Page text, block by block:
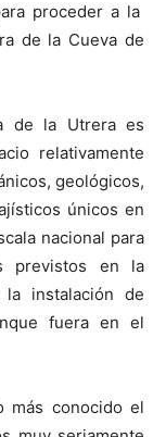
proceder a la
de la Cueva de
de la Utrera es
relativamente
geológicos,
únicos en
nacional para
previstos en la
instalación de
fuera en el
más conocido el